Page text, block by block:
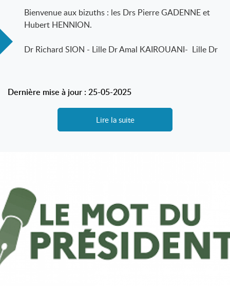
Bienvenue aux bizuths : les Drs Pierre GADENNE et
Hubert HENNION.
Dr Richard SION - Lille Dr Amal KAIROUANI- Lille Dr
Dernière mise à jour : 25-05-2025
Lire la suite